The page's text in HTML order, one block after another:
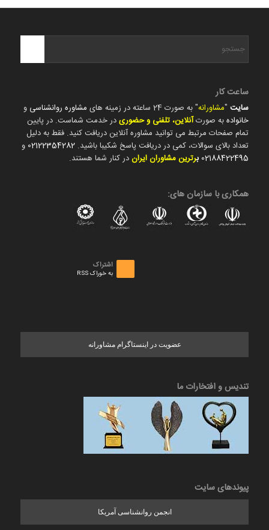
ساعت کار
سایت"مشاورانه" به صورت 24 ساعته در زمینه های مشاوره روانشناسی و
خانوادهبه صورتآنلاین، تلفنی و حضوریدر خدمت شماست. در پایین
تمام صفحات مرتبط می توانید مشاوره آنلاین دریافت کنید. فقط به دلیل
تعداد بالای سوالات، کمی در دریافت پاسخ شکیبا باشید. 02122354282 و
02188422495 برترین مشاوران ایراندر کنار شما هستند.
همکاری با سازمان های:
اشتراک
به خوراک RSS
عضویت در اینستاگرام مشاورانه
تندیس و افتخارات ما
پیوندهای سایت
انجمن روانشناسی آمریکا